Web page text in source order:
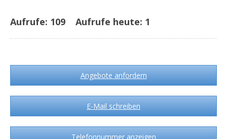
Aufrufe: 109 Aufrufe heute: 1
Angebote anfordern
E-Mail schreiben
Telefonnummer anzeigen